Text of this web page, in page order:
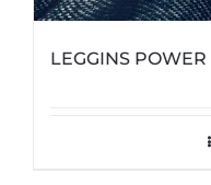
LEGGINS